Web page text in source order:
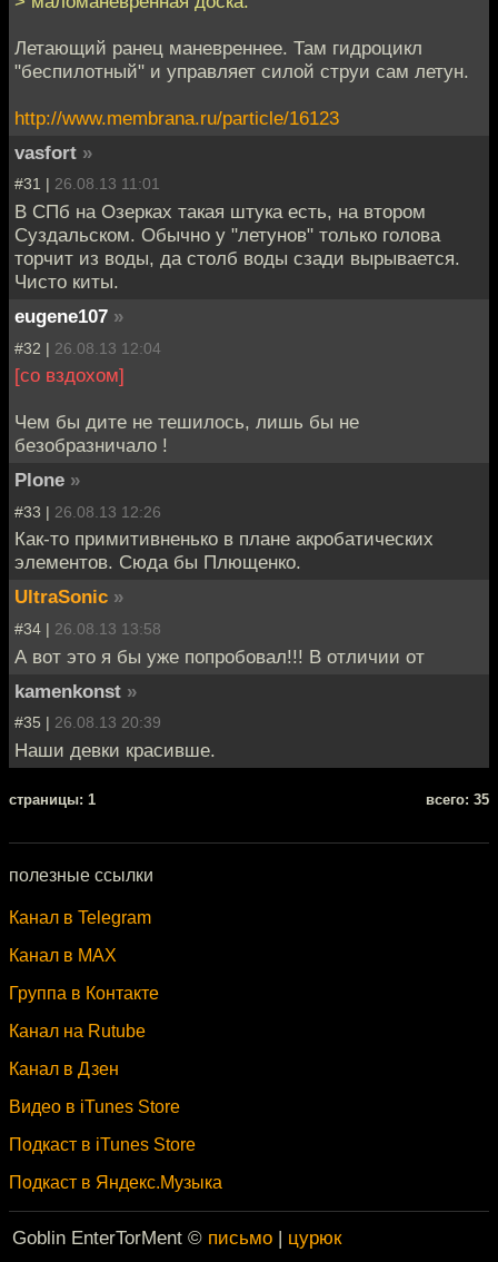
Летающий ранец маневреннее. Там гидроцикл
"беспилотный" и управляет силой струи сам летун.
http://www.membrana.ru/particle/16123
vasfort »
#31 | 26.08.13 11:01
В СПб на Озерках такая штука есть, на втором
Суздальском. Обычно у "летунов" только голова
торчит из воды, да столб воды сзади вырывается.
Чисто киты.
eugene107 »
#32 | 26.08.13 12:04
[со вздохом]
Чем бы дите не тешилось, лишь бы не
безобразничало !
Plone »
#33 | 26.08.13 12:26
Как-то примитивненько в плане акробатических
элементов. Сюда бы Плющенко.
UltraSonic »
#34 | 26.08.13 13:58
А вот это я бы уже попробовал!!! В отличии от
kamenkonst »
#35 | 26.08.13 20:39
Наши девки красивше.
cтраницы: 1 всего: 35
полезные ссылки
Канал в Telegram
Канал в MAX
Группа в Контакте
Канал на Rutube
Канал в Дзен
Видео в iTunes Store
Подкаст в iTunes Store
Подкаст в Яндекс.Музыка
Goblin EnterTorMent © письмо | цурюк